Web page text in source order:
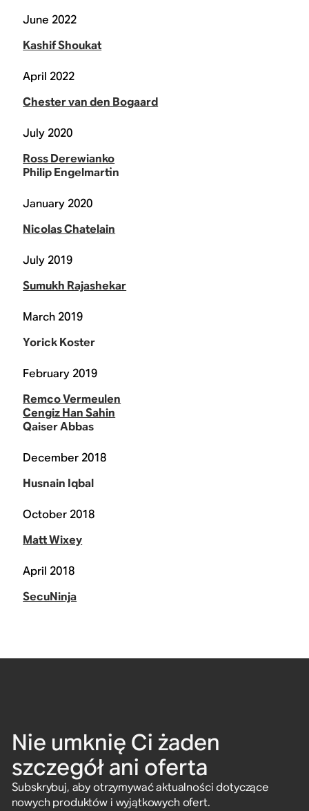
June 2022
Kashif Shoukat
April 2022
Chester van den Bogaard
July 2020
Ross Derewianko
Philip Engelmartin
January 2020
Nicolas Chatelain
July 2019
Sumukh Rajashekar
March 2019
Yorick Koster
February 2019
Remco Vermeulen
Cengiz Han Sahin
Qaiser Abbas
December 2018
Husnain Iqbal
October 2018
Matt Wixey
April 2018
SecuNinja
Nie umknię Ci żaden
szczegół ani oferta
Subskrybuj, aby otrzymywać aktualności dotyczące
nowych produktów i wyjątkowych ofert.